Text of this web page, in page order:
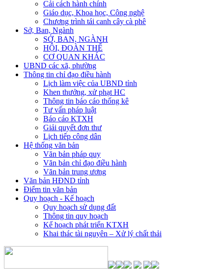
Cải cách hành chính
Giáo dục, Khoa học, Công nghệ
Chương trình tái canh cây cà phê
Sở, Ban, Ngành
SỞ, BAN, NGÀNH
HỘI, ĐOÀN THỂ
CƠ QUAN KHÁC
UBND các xã, phường
Thông tin chỉ đạo điều hành
Lịch làm việc của UBND tỉnh
Khen thưởng, xử phạt HC
Thông tin báo cáo thống kê
Tư vấn pháp luật
Báo cáo KTXH
Giải quyết đơn thư
Lịch tiếp công dân
Hệ thống văn bản
Văn bản pháp quy
Văn bản chỉ đạo điều hành
Văn bản trung ương
Văn bản HĐND tỉnh
Điểm tin văn bản
Quy hoạch - Kế hoạch
Quy hoạch sử dụng đất
Thông tin quy hoạch
Kế hoạch phát triển KTXH
Khai thác tài nguyên – Xử lý chất thải